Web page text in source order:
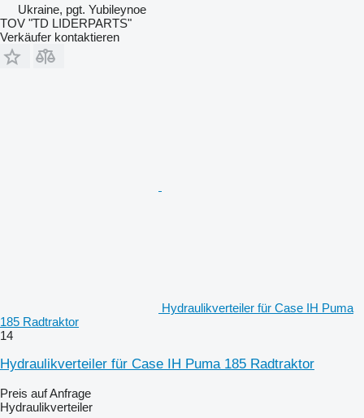
Ukraine, pgt. Yubileynoe
TOV "TD LIDERPARTS"
Verkäufer kontaktieren
Hydraulikverteiler für Case IH Puma
185 Radtraktor
14
Hydraulikverteiler für Case IH Puma 185 Radtraktor
Preis auf Anfrage
Hydraulikverteiler